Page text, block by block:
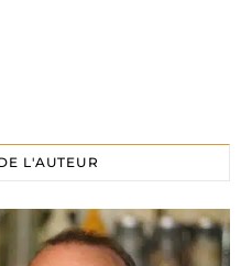
L'AUTEUR